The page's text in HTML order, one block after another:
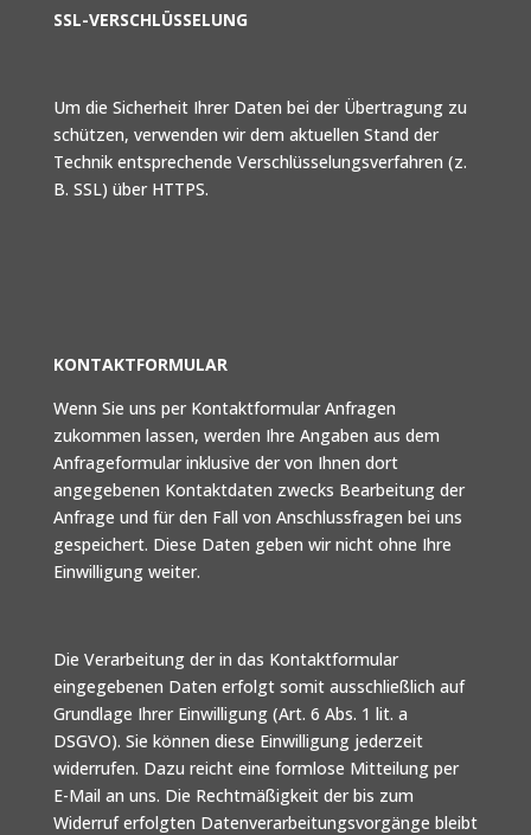
SSL-VERSCHLÜSSELUNG
Um die Sicherheit Ihrer Daten bei der Übertragung zu
schützen, verwenden wir dem aktuellen Stand der
Technik entsprechende Verschlüsselungsverfahren (z.
B. SSL) über HTTPS.
KONTAKTFORMULAR
Wenn Sie uns per Kontaktformular Anfragen
zukommen lassen, werden Ihre Angaben aus dem
Anfrageformular inklusive der von Ihnen dort
angegebenen Kontaktdaten zwecks Bearbeitung der
Anfrage und für den Fall von Anschlussfragen bei uns
gespeichert. Diese Daten geben wir nicht ohne Ihre
Einwilligung weiter.
Die Verarbeitung der in das Kontaktformular
eingegebenen Daten erfolgt somit ausschließlich auf
Grundlage Ihrer Einwilligung (Art. 6 Abs. 1 lit. a
DSGVO). Sie können diese Einwilligung jederzeit
widerrufen. Dazu reicht eine formlose Mitteilung per
E-Mail an uns. Die Rechtmäßigkeit der bis zum
Widerruf erfolgten Datenverarbeitungsvorgänge bleibt